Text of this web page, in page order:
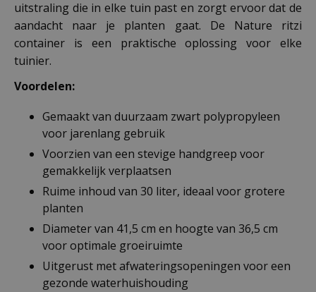
uitstraling die in elke tuin past en zorgt ervoor dat de
aandacht naar je planten gaat. De Nature ritzi
container is een praktische oplossing voor elke
tuinier.
Voordelen:
Gemaakt van duurzaam zwart polypropyleen
voor jarenlang gebruik
Voorzien van een stevige handgreep voor
gemakkelijk verplaatsen
Ruime inhoud van 30 liter, ideaal voor grotere
planten
Diameter van 41,5 cm en hoogte van 36,5 cm
voor optimale groeiruimte
Uitgerust met afwateringsopeningen voor een
gezonde waterhuishouding